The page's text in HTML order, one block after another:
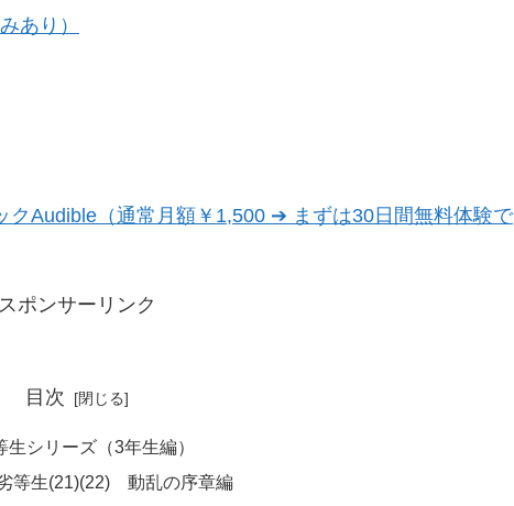
あり）
クAudible（通常月額￥1,500 ➔ まずは30日間無料体験で
スポンサーリンク
目次
シリーズ（3年生編）
等生(21)(22) 動乱の序章編